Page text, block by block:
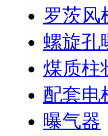
罗茨风
螺旋孔
煤质柱
配套电
曝气器